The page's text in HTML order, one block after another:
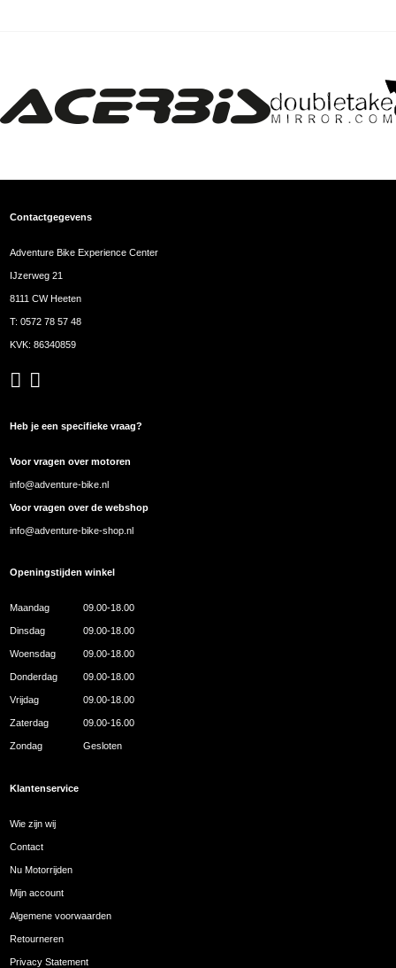
Contactgegevens
Adventure Bike Experience Center
IJzerweg 21
8111 CW Heeten
T:0572 78 57 48
KVK: 86340859
Heb je een specifieke vraag?
Voor vragen over motoren
info@adventure-bike.nl
Voor vragen over de webshop
info@adventure-bike-shop.nl
Openingstijden winkel
Maandag 09.00-18.00
Dinsdag 09.00-18.00
Woensdag 09.00-18.00
Donderdag 09.00-18.00
Vrijdag 09.00-18.00
Zaterdag 09.00-16.00
Zondag Gesloten
Klantenservice
Wie zijn wij
Contact
Nu Motorrijden
Mijn account
Algemene voorwaarden
Retourneren
Privacy Statement